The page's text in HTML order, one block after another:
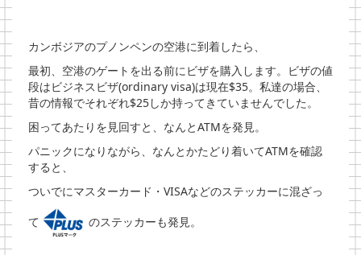
カンボジアのプノンペンの空港に到着したら、
最初、空港のゲートを出る前にビザを購入します。ビザの値
段はビジネスビザ(ordinary visa)は現在$35。私達の場合、
昔の情報でそれぞれ$25しか持ってきていませんでした。
困ってあたりを見回すと、なんとATMを発見。
パニックになりながら、なんとかたどり着いてATMを確認
すると、
ついでにマスターカード・VISAなどのステッカーに混ざっ
て のステッカーも発見。